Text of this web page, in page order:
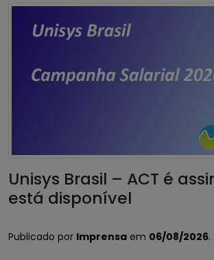
Unisys Brasil – ACT é
está disponível
Publicado por Imprensa em 06/08/2026.